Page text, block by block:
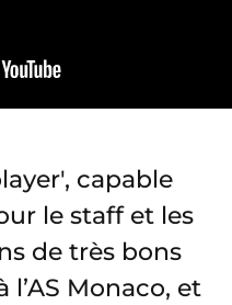
capable
le staff et les
de très bons
Monaco, et